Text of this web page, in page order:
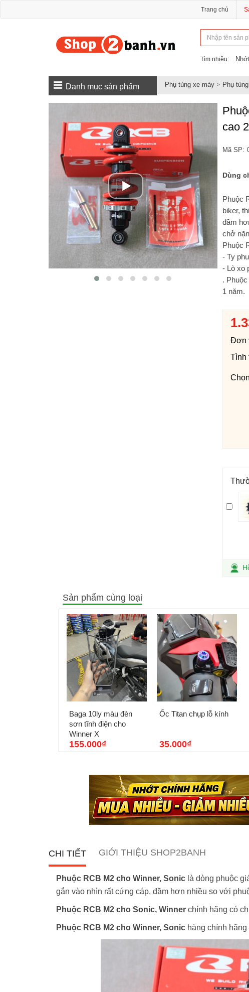
Trang chủ
Tìm nhiều:
Phụ tùng xe máy Phụ
Danh mục sản phẩm
cao
Mã SP:
Dùng
Phuộc
biker,
đầm
chở
Phuộc
- Ty
- Lò xo
.
1 năm.
Đơn
Tình
Sản phẩm cùng loại
Baga 10ly màu đèn
sơn tĩnh điện cho
Winner X
155.000₫
Ốc Titan chụp lỗ kính
35.000₫
CHI TIẾT GIỚI THIỆU SHOP2BANH
Phuộc RCB M2 cho Winner, Sonic là dòng phuộc
gắn vào nhìn rất cứng cáp, đầm hơn nhiều so với
Phuộc RCB M2 cho Sonic, Winner chính hãng có
Phuộc RCB M2 cho Winner, Sonic hàng chính